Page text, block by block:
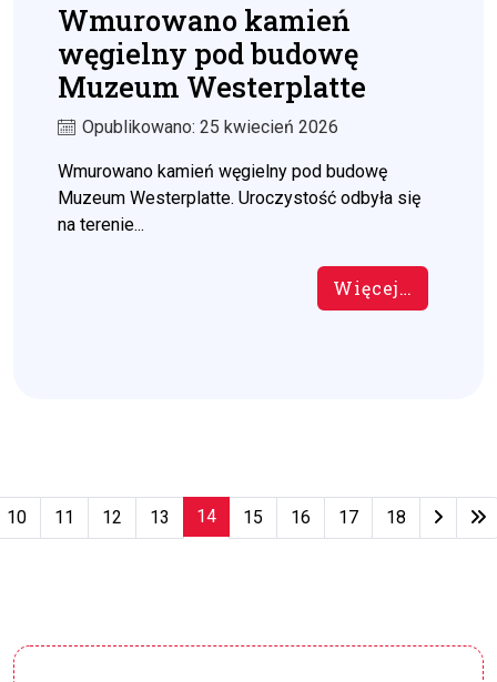
Wmurowano kamień
węgielny pod budowę
Muzeum Westerplatte
Opublikowano: 25 kwiecień 2026
Wmurowano kamień węgielny pod budowę
Muzeum Westerplatte. Uroczystość odbyła się
na terenie...
Więcej…
Strona 14 z 79
10 11 12 13 14 15 16 17 18